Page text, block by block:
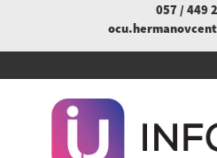
057 / 449